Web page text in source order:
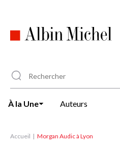
principal
À la Une Auteurs
Accueil Morgan Audic à Lyon